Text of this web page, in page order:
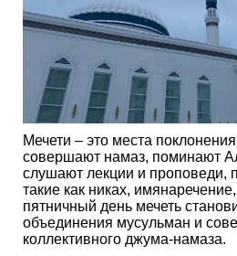
Мечети – это места
совершают намаз, поминают
слушают лекции и проповеди,
такие как никах,
пятничный день мечеть
объединения мусульман и
коллективного джума-намаза.